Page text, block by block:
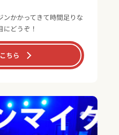
かかってきて時間足りな
どうぞ！
ちら